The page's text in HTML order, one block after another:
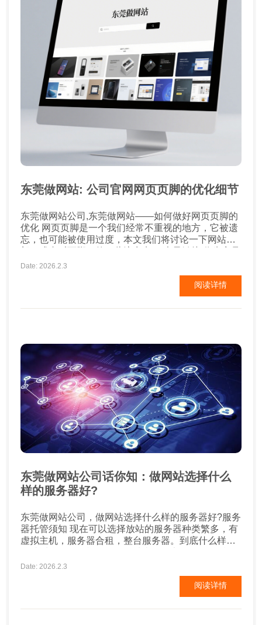
东莞做网站: 公司官网网页页脚的优化细节
东莞做网站公司,东莞做网站——如何做好网页页脚的
优化 网页页脚是一个我们经常不重视的地方，它被遗
忘，也可能被使用过度，本文我们将讨论一下网站底
过很多这样的网站：底部有50，100，甚至更多的链
接。搜索引擎抓取你的网站时，它会尝试区别网站的
不同区域并区别它们的权重。所以你在网站底部放那
么一大堆链接，不会对你有什么帮助。我的建议是：
让你...
Date: 2026.2.3
阅读详情
东莞做网站公司话你知：做网站选择什么
样的服务器好?
东莞做网站公司，做网站选择什么样的服务器好?服务
器托管须知 现在可以选择放站的服务器种类繁多，有
虚拟主机，服务器合租，整台服务器。到底什么样的
要选择什么样的机房进行托管呢？现在机房大致分为
三类，电信机房，网通机房，铁通机房，当然联系到
样的服务器好?服务器托管须知 东莞网站制作
http://www.3go...
Date: 2026.2.3
阅读详情